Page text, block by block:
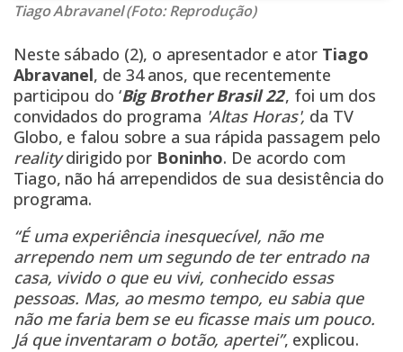
Tiago Abravanel (Foto: Reprodução)
Neste sábado (2), o apresentador e ator Tiago
Abravanel, de 34 anos, que recentemente
participou do ‘Big Brother Brasil 22‘, foi um dos
convidados do programa 'Altas Horas', da TV
Globo, e falou sobre a sua rápida passagem pelo
realitydirigido por Boninho. De acordo com
Tiago, não há arrependidos de sua desistência do
programa.
“É uma experiência inesquecível, não me
arrependo nem um segundo de ter entrado na
casa, vivido o que eu vivi, conhecido essas
pessoas. Mas, ao mesmo tempo, eu sabia que
não me faria bem se eu ficasse mais um pouco.
Já que inventaram o botão, apertei”, explicou.